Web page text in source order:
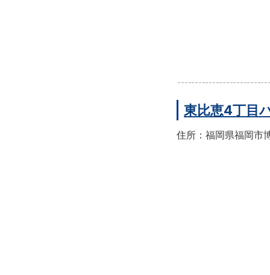
東比恵4丁目
住所：福岡県福岡市